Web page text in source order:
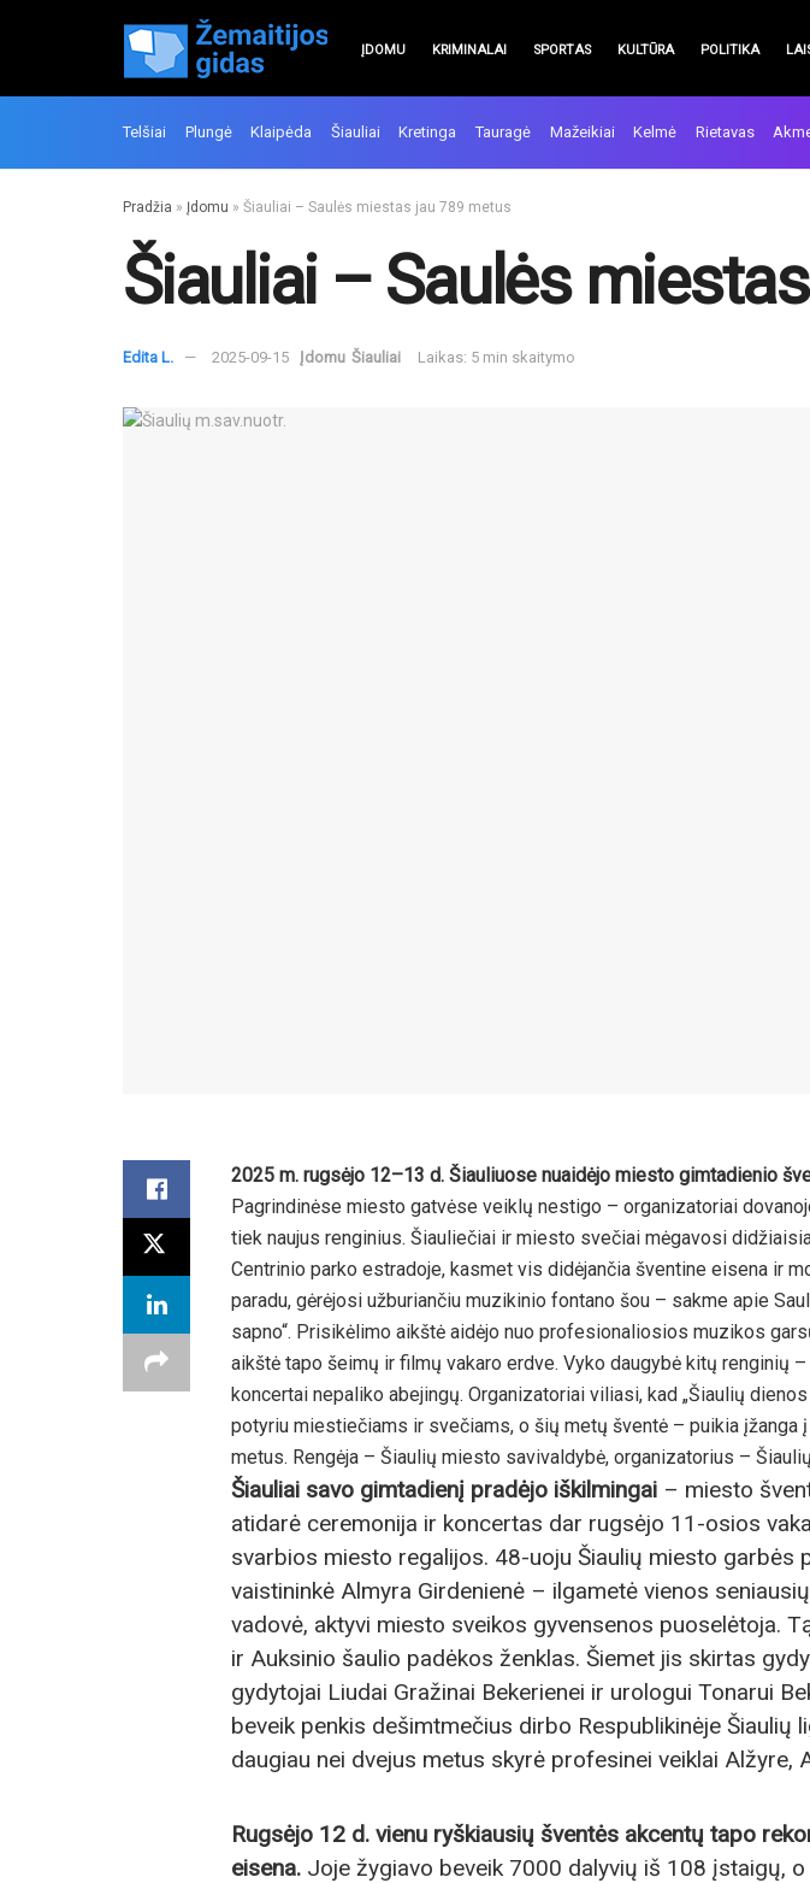
ĮDOMU KRIMINALAI SPORTAS KULTŪRA POLITIKA
Telšiai Plungė Klaipėda Šiauliai Kretinga Tauragė Mažeikiai Kelmė Rietavas
Pradžia » Įdomu » Šiauliai – Saulės miestas jau 789 metus
Šiauliai – Saulės
Edita L. 2025-09-15 Įdomu Šiauliai Laikas: 5 min skaitymo
2025 m. rugsėjo 12–13 d. Šiauliuose nuaidėjo miesto gimtadienio
Pagrindinėse miesto gatvėse veiklų nestigo – organizatoriai
tiek naujus renginius. Šiauliečiai ir miesto svečiai mėgavosi
Centrinio parko estradoje, kasmet vis didėjančia šventine eisena ir
paradu, gėrėjosi užburiančiu muzikinio fontano šou – sakme apie
sapno“. Prisikėlimo aikštė aidėjo nuo profesionaliosios muzikos
aikštė tapo šeimų ir filmų vakaro erdve. Vyko daugybė kitų renginių
koncertai nepaliko abejingų. Organizatoriai viliasi, kad „Šiaulių
potyriu miestiečiams ir svečiams, o šių metų šventė – puikia įžanga
metus. Rengėja – Šiaulių miesto savivaldybė, organizatorius –
Šiauliai savo gimtadienį pradėjo iškilmingai – miesto
atidarė ceremonija ir koncertas dar rugsėjo 11-osios
svarbios miesto regalijos. 48-uoju Šiaulių miesto garbės
vaistininkė Almyra Girdenienė – ilgametė vienos
vadovė, aktyvi miesto sveikos gyvensenos puoselėtoja.
ir Auksinio šaulio padėkos ženklas. Šiemet jis skirtas
gydytojai Liudai Gražinai Bekerienei ir urologui Tonarui
beveik penkis dešimtmečius dirbo Respublikinėje Šiaulių
daugiau nei dvejus metus skyrė profesinei veiklai Alžyre,
Rugsėjo 12 d. vienu ryškiausių šventės akcentų tapo
eisena. Joje žygiavo beveik 7000 dalyvių iš 108 įstaigų,